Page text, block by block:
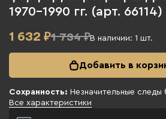
1970-1990 гг. (арт. 66114)
1 632 ₽1 734 ₽В наличии: 1 шт.
Добавить в
Сохранность: Незначительные следы
Все характеристики